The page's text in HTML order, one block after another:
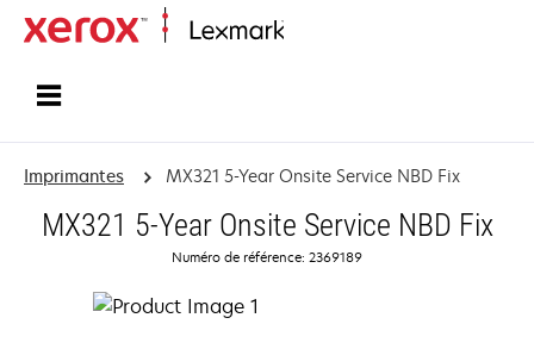
Imprimantes MX321 5-Year Onsite Service NBD Fix
MX321 5-Year Onsite Service NBD Fix
Numéro de référence: 2369189